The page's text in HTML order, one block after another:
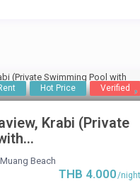
Hot Price Verified
THB 4.000/night
Krabi (Private
Beach